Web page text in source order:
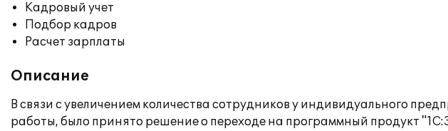
Кадровый учет
Подбор кадров
Расчет зарплаты
Описание
В связи с увеличением количества сотрудников у индивидуального
работы, было принято решение о переходе на программный продукт